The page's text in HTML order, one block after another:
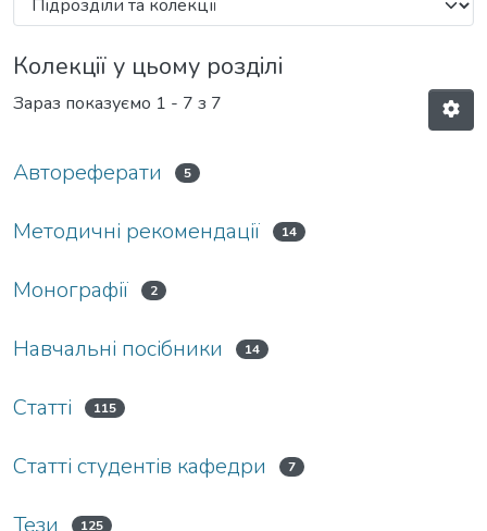
Колекції у цьому розділі
Зараз показуємо 1 - 7 з 7
Автореферати 5
Методичні рекомендації 14
Монографії 2
Навчальні посібники 14
Статті 115
Статті студентів кафедри 7
Тези 125